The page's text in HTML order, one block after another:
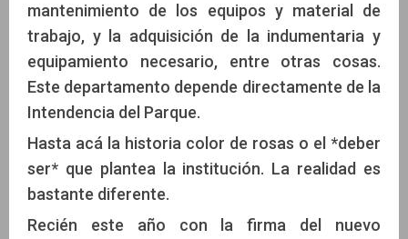
mantenimiento de los equipos y material de
trabajo, y la adquisición de la indumentaria y
equipamiento necesario, entre otras cosas.
Este departamento depende directamente de la
Intendencia del Parque.
Hasta acá la historia color de rosas o el *deber
ser* que plantea la institución. La realidad es
bastante diferente.
Recién este año con la firma del nuevo